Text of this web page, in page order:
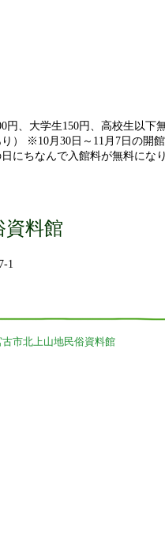
円、大学生150円、高校生以下
） ※10月30日～11月7日の開
にちなんで入館料が無料にな
資料館
1
古市北上山地民俗資料館